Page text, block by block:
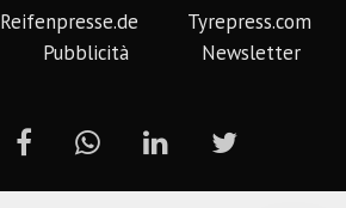
Reifenpresse.de
Tyrepress.com
Pubblicità Newsletter